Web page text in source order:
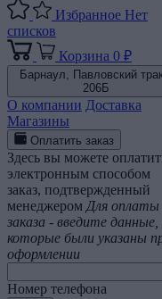
Избранное Нет
списков
Корзина 0 ₽
Барнаул, Павловский
206Б
О компании Доставка
Магазины
Оплатить заказ
Здесь вы можете
электронным способом
заказ, подтвержденный
менеджером Для оплаты
заказа - введите данные,
которые были указаны
оформлении
Номер телефона